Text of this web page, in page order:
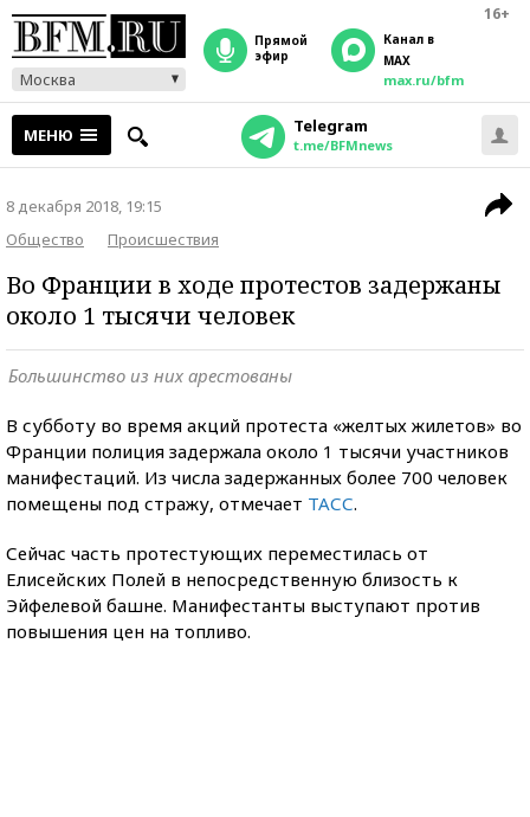
16+
Москва
прямой
эфир
Канал в
MAX
max.ru/bfm
МЕНЮ Telegram
t.me/BFMnews
8 декабря 2018, 19:15
Общество
Происшествия
Во Франции в ходе протестов задержаны
около 1 тысячи человек
Большинство из них арестованы
В субботу во время акций протеста «желтых жилетов» во
Франции полиция задержала около 1 тысячи участников
манифестаций. Из числа задержанных более 700 человек
помещены под стражу, отмечает ТАСС.
Сейчас часть протестующих переместилась от
Елисейских Полей в непосредственную близость к
Эйфелевой башне. Манифестанты выступают против
повышения цен на топливо.